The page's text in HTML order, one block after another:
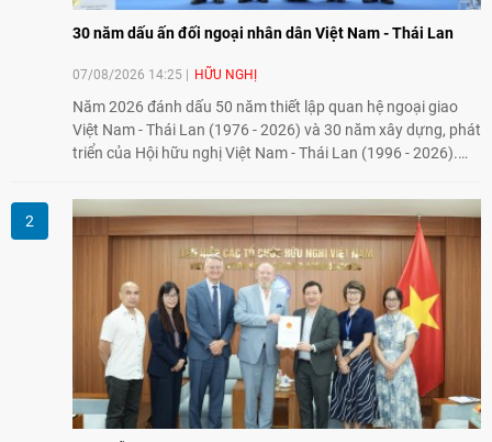
30 năm dấu ấn đối ngoại nhân dân Việt Nam - Thái Lan
07/08/2026 14:25 HỮU NGHỊ
Năm 2026 đánh dấu 50 năm thiết lập quan hệ ngoại giao
Việt Nam - Thái Lan (1976 - 2026) và 30 năm xây dựng, phát
triển của Hội hữu nghị Việt Nam - Thái Lan (1996 - 2026).
tình hữu nghị, đồng thời từng bước mở rộng hoạt động từ
giao lưu truyền thống sang kết nối địa phương, doanh
nghiệp, giáo dục, văn hóa và thế hệ trẻ, góp phần tăng
cường sự hiểu biết và hợp tác giữa nhân dân hai nước.